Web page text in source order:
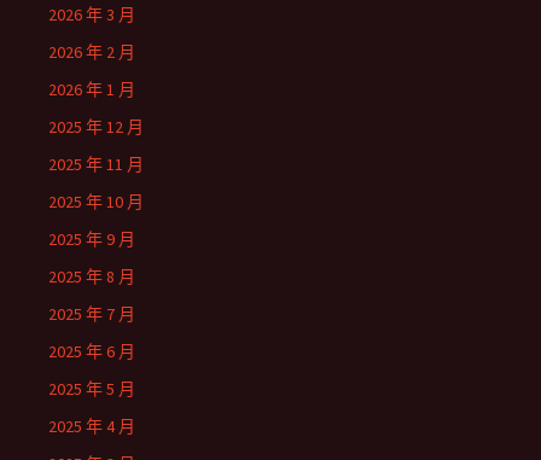
2026 年 3 月
2026 年 2 月
2026 年 1 月
2025 年 12 月
2025 年 11 月
2025 年 10 月
2025 年 9 月
2025 年 8 月
2025 年 7 月
2025 年 6 月
2025 年 5 月
2025 年 4 月